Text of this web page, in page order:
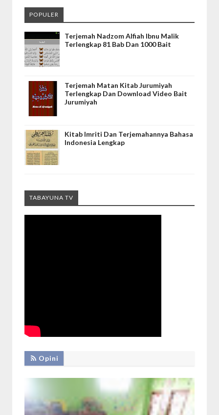
POPULER
Terjemah Nadzom Alfiah Ibnu Malik
Terlengkap 81 Bab Dan 1000 Bait
Terjemah Matan Kitab Jurumiyah
Terlengkap Dan Download Video Bait
Jurumiyah
Kitab Imriti Dan Terjemahannya Bahasa
Indonesia Lengkap
TABAYUNA TV
Opini